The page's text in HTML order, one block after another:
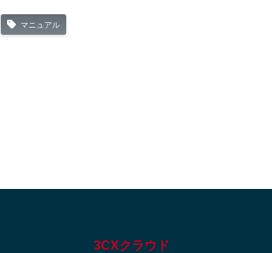
マニュアル
3CXクラウド